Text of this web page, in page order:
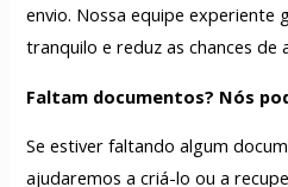
envio. Nossa equipe experiente
tranquilo e reduz as chances de
Faltam documentos? Nós
Se estiver faltando algum
ajudaremos a criá-lo ou a